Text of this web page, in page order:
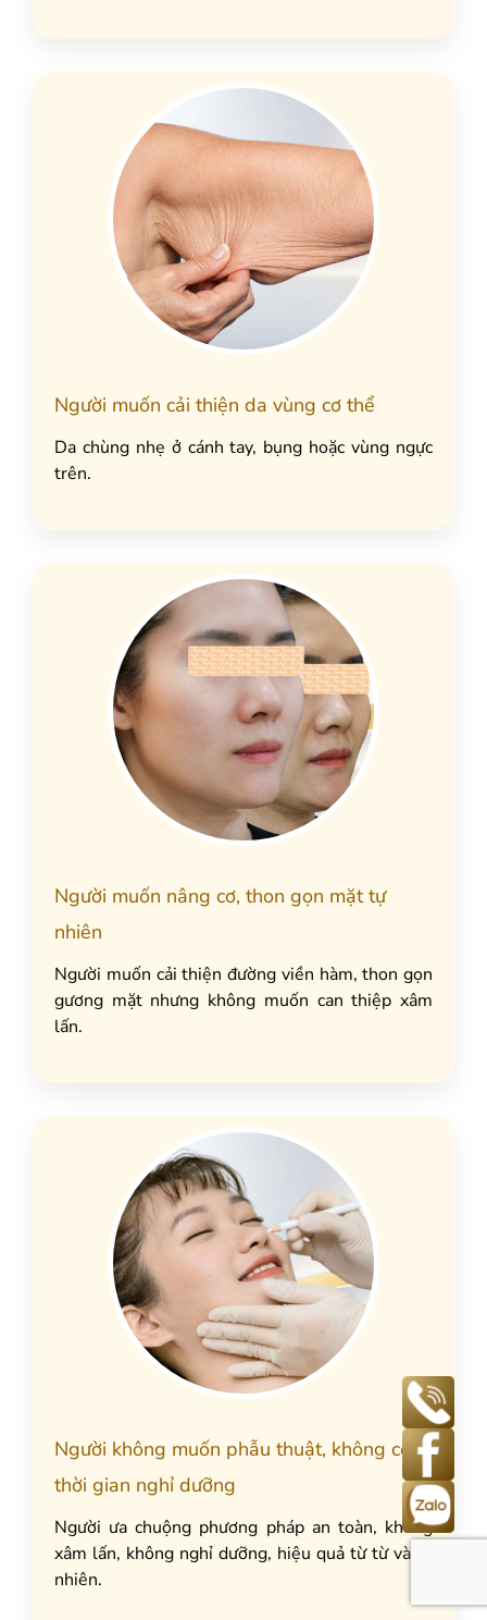
Người muốn cải thiện da vùng cơ thể
Da chùng nhẹ ở cánh tay, bụng hoặc vùng ngực
trên.
Người muốn nâng cơ, thon gọn mặt tự
nhiên
Người muốn cải thiện đường viền hàm, thon gọn
gương mặt nhưng không muốn can thiệp xâm
lấn.
Người không muốn phẫu thuật, không có
thời gian nghỉ dưỡng
Người ưa chuộng phương pháp an toàn, không
xâm lấn, không nghỉ dưỡng, hiệu quả từ từ và tự
nhiên.